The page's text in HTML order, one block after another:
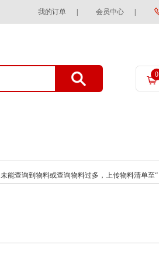
我的订单 会员中心
0
未能查询到物料或查询物料过多，上传物料清单至“